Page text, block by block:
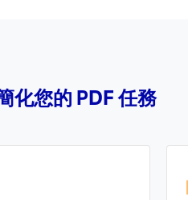
化您的 PDF 任務